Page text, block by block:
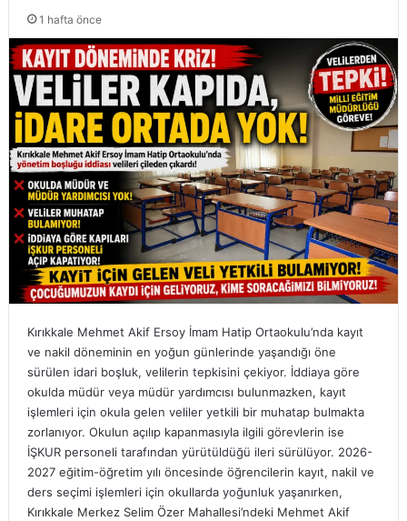
1 hafta önce
Kırıkkale Mehmet Akif Ersoy İmam Hatip Ortaokulu’nda kayıt
ve nakil döneminin en yoğun günlerinde yaşandığı öne
sürülen idari boşluk, velilerin tepkisini çekiyor. İddiaya göre
okulda müdür veya müdür yardımcısı bulunmazken, kayıt
işlemleri için okula gelen veliler yetkili bir muhatap bulmakta
zorlanıyor. Okulun açılıp kapanmasıyla ilgili görevlerin ise
İŞKUR personeli tarafından yürütüldüğü ileri sürülüyor. 2026-
2027 eğitim-öğretim yılı öncesinde öğrencilerin kayıt, nakil ve
ders seçimi işlemleri için okullarda yoğunluk yaşanırken,
Kırıkkale Merkez Selim Özer Mahallesi’ndeki Mehmet Akif